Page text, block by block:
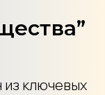
ключевых